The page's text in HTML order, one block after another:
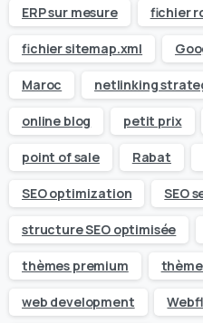
ERP sur mesure fichier
fichier sitemap.xml
Maroc netlinking
online blog petit prix
point of sale Rabat
SEO optimization SEO
structure SEO optimisée
thèmes premium
web development